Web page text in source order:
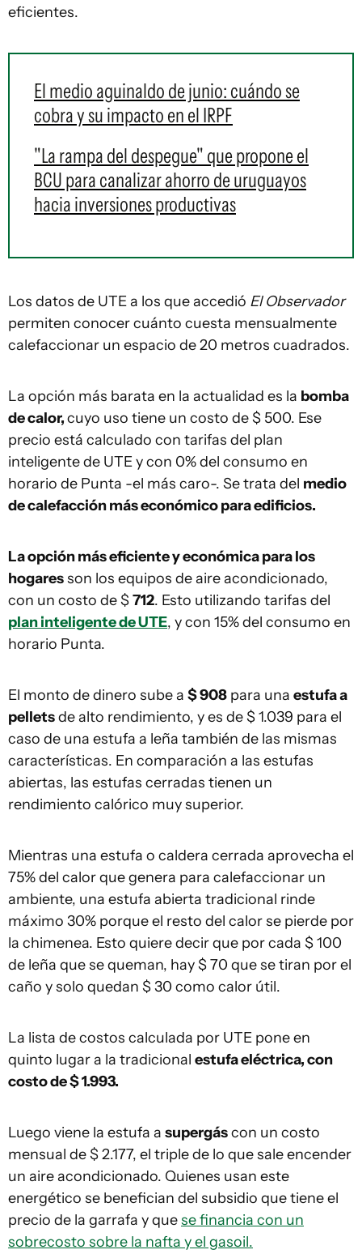
eficientes.
El medio aguinaldo de junio: cuándo se
cobra y su impacto en el IRPF
"La rampa del despegue" que propone el
BCU para canalizar ahorro de uruguayos
hacia inversiones productivas
Los datos de UTE a los que accedió El Observador
permiten conocer cuánto cuesta mensualmente
calefaccionar un espacio de 20 metros cuadrados.
La opción más barata en la actualidad es la bomba
de calor,cuyo uso tiene un costo de $ 500. Ese
precio está calculado con tarifas del plan
inteligente de UTE y con 0% del consumo en
horario de Punta -el más caro-. Se trata del medio
de calefacción más económico para edificios.
La opción más eficiente y económica para los
hogaresson los equipos de aire acondicionado,
con un costo de $712. Esto utilizando tarifas del
plan inteligente de UTE, y con 15% del consumo en
horario Punta.
El monto de dinero sube a $ 908 para una estufa a
pelletsde alto rendimiento, y es de $ 1.039 para el
caso de una estufa a leña también de las mismas
características. En comparación a las estufas
abiertas, las estufas cerradas tienen un
rendimiento calórico muy superior.
Mientras una estufa o caldera cerrada aprovecha el
75% del calor que genera para calefaccionar un
ambiente, una estufa abierta tradicional rinde
máximo 30% porque el resto del calor se pierde por
la chimenea. Esto quiere decir que por cada $ 100
de leña que se queman, hay $ 70 que se tiran por el
caño y solo quedan $ 30 como calor útil.
La lista de costos calculada por UTE pone en
quinto lugar a la tradicional estufa eléctrica, con
costo de $ 1.993.
Luego viene la estufa a supergáscon un costo
mensual de $ 2.177, el triple de lo que sale encender
un aire acondicionado. Quienes usan este
energético se benefician del subsidio que tiene el
precio de la garrafa y quese financia con un
sobrecosto sobre la nafta y el gasoil.